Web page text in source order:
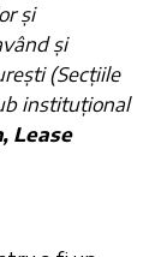
și
și
(Secțiile
instituțional
Lease